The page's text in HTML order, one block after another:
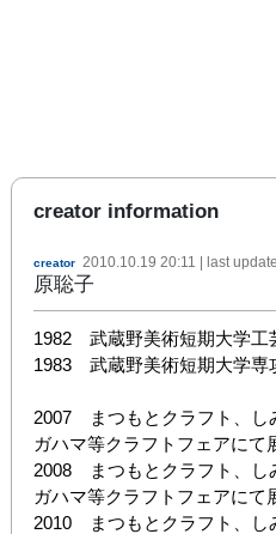
creator information
creator 2010.10.19 20:11 | last update
原聡子
1982　武蔵野美術短期大学
1983　武蔵野美術短期大学専
2007　まつもとクラフト、
ガハマ等クラフトフェアにて
2008　まつもとクラフト、
ガハマ等クラフトフェアにて
2010　まつもとクラフト、